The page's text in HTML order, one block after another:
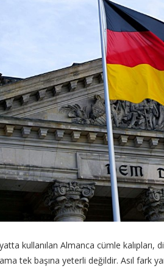
kullanılan Almanca cümle
tek başına yeterli değildir. Asıl fark